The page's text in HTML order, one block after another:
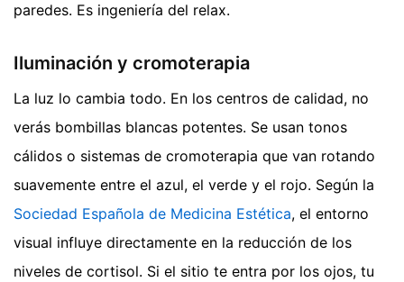
paredes. Es ingeniería del relax.
Iluminación y cromoterapia
La luz lo cambia todo. En los centros de calidad, no
verás bombillas blancas potentes. Se usan tonos
cálidos o sistemas de cromoterapia que van rotando
suavemente entre el azul, el verde y el rojo. Según la
Sociedad Española de Medicina Estética, el entorno
visual influye directamente en la reducción de los
niveles de cortisol. Si el sitio te entra por los ojos, tu